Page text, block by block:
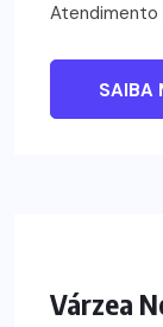
Atendimento
SAIBA
Várzea